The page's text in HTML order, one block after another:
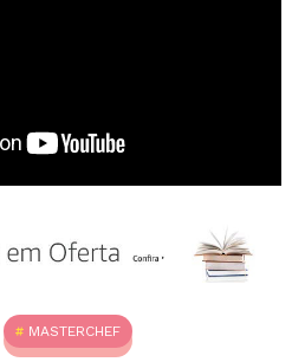
MASTERCHEF